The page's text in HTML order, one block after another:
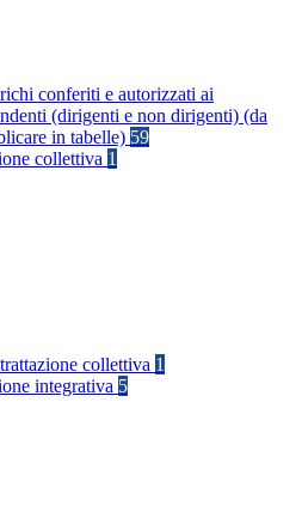
conferiti e autorizzati ai
(dirigenti e non dirigenti) (da
in tabelle) 59
collettiva 1
collettiva 1
integrativa 5